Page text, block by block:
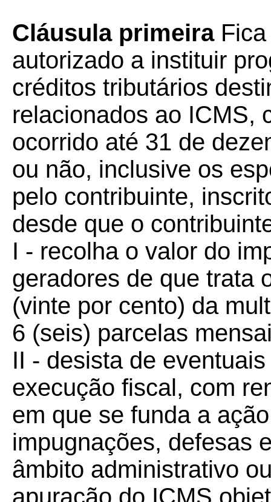
Cláusula primeira
autorizado a instituir
créditos tributários
relacionados ao ICMS,
ocorrido até 31 de
ou não, inclusive os
pelo contribuinte,
desde que o
I - recolha o valor do
geradores de que trata
(vinte por cento) da
6 (seis) parcelas
II - desista de
execução fiscal, com
em que se funda a
impugnações, defesas
âmbito administrativo
apuração do ICMS